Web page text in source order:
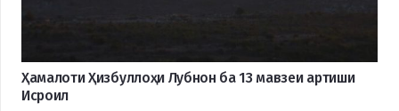
Ҳамалоти Ҳизбуллоҳи Лубнон ба 13 мавзеи артиши
Исроил